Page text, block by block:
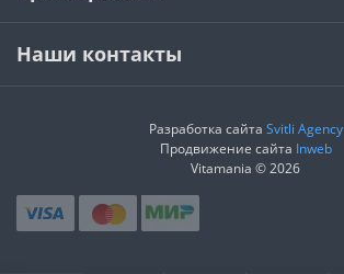
Наши контакты
Разработка сайта Svitli Agency
Продвижение сайта Inweb
Vitamania © 2026